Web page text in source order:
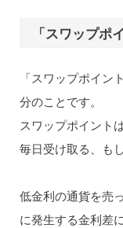
「スワップポ
「スワップポイ
分のことです。
スワップポイント
毎日受け取る、も
低金利の通貨を売
に発生する金利差